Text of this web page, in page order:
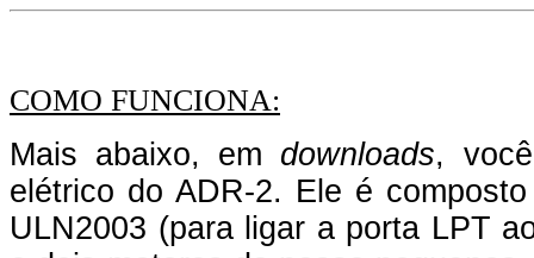
COMO FUNCIONA:
Mais abaixo, em downloads,
elétrico do ADR-2. Ele é
ULN2003 (para ligar a porta LPT